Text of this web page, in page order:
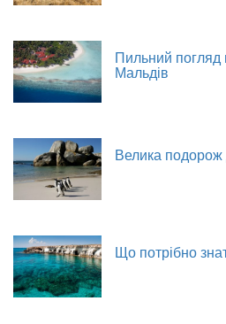
Пильний погляд
Мальдів
Велика
Що потрібно